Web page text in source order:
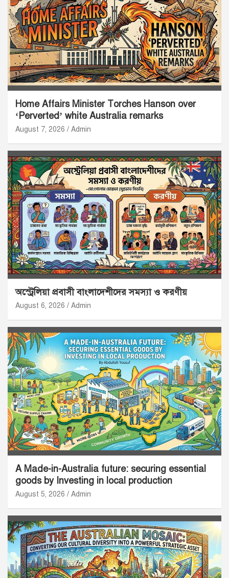
Home Affairs Minister Torches Hanson over
‘Perverted’ white Australia remarks
August 7, 2026 Admin
অস্ট্রেলিয়া প্রবাসী বাংলাদেশীদের সমস্যা ও করণীয়
August 6, 2026 Admin
A Made-in-Australia future: securing essential
goods by Investing in local production
August 5, 2026 Admin